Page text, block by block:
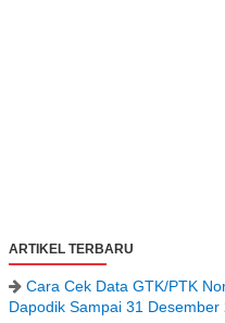
ARTIKEL TERBARU
Cara Cek Data GTK/PTK
Dapodik Sampai 31 Desember